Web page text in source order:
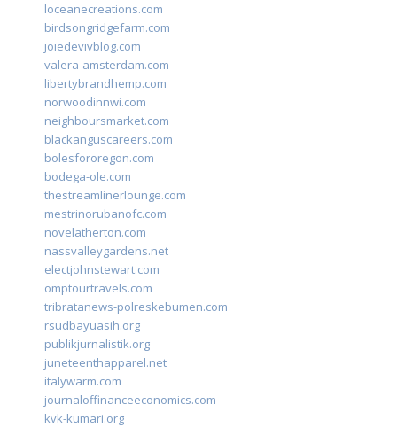
loceanecreations.com
birdsongridgefarm.com
joiedevivblog.com
valera-amsterdam.com
libertybrandhemp.com
norwoodinnwi.com
neighboursmarket.com
blackanguscareers.com
bolesfororegon.com
bodega-ole.com
thestreamlinerlounge.com
mestrinorubanofc.com
novelatherton.com
nassvalleygardens.net
electjohnstewart.com
omptourtravels.com
tribratanews-polreskebumen.com
rsudbayuasih.org
publikjurnalistik.org
juneteenthapparel.net
italywarm.com
journaloffinanceeconomics.com
kvk-kumari.org